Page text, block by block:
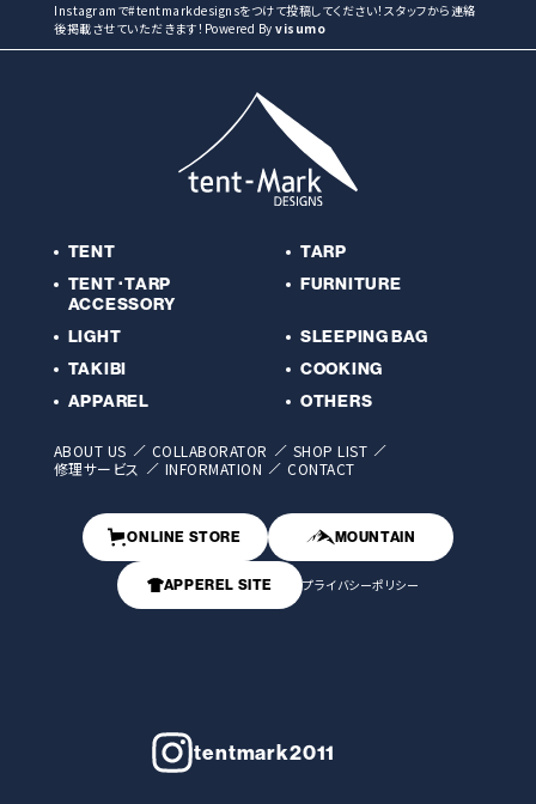
Instagramで#tentmarkdesignsをつけて投稿してください！スタッフから連絡
後掲載させていただきます！Powered By visumo
TENT
TARP
TENT･TARP
ACCESSORY
FURNITURE
LIGHT
SLEEPING BAG
TAKIBI
COOKING
APPAREL
OTHERS
ABOUT US COLLABORATOR
SHOP LIST
修理サービス
INFORMATION CONTACT
ONLINE STORE MOUNTAIN
APPEREL SITE プライバシーポリシー
tentmark2011